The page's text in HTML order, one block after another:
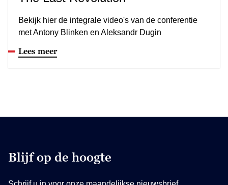
Bekijk hier de integrale video's van de conferentie
met Antony Blinken en Aleksandr Dugin
Lees meer
Blijf op de hoogte